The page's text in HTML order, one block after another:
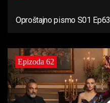
Oproštajno pismo S01 Ep63
Epizoda 62